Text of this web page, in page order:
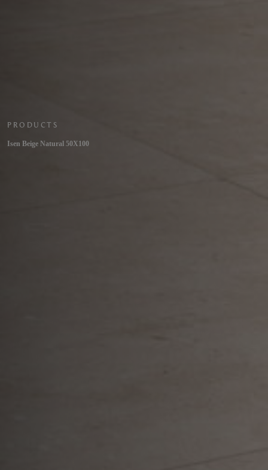
PRODUCTS
Isen Beige Natural 50X100